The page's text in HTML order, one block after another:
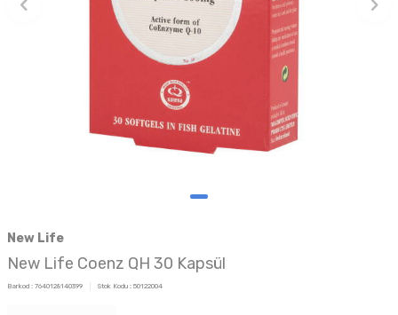
New Life
New Life Coenz QH 30 Kapsül
Barkod : 7640128140399 Stok Kodu : 50122004